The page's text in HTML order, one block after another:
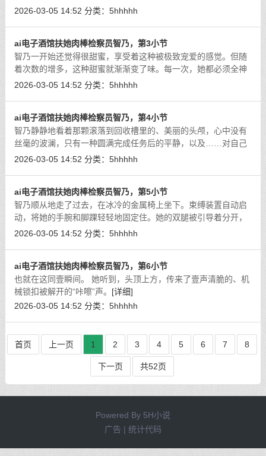
机油气息。智乃坐在自己的工位上，小口小口地吃着那份特殊的
2026-03-05 14:52 分类： 5hhhhh
ai电子酒馆扶她肉棒检察员智乃，第3小节
智乃一开始还觉得很甜蜜，享受着这种被极致宠爱的感觉。但随
着次数的增多，这种甜蜜就渐渐变了味。每一次，她都必须全神
贯注地应对三田那热情似火的吻，连好好品尝美食的时间都没有
2026-03-05 14:52 分类： 5hhhhh
ai电子酒馆扶她肉棒检察员智乃，第4小节
智乃静静地看着那颗滚落到回收槽里的、美丽的头颅，心中没有
丝毫的波澜，只有一种圆满完成任务后的平静，以及……对自己
未来那一刻的、更加深切的期待。
2026-03-05 14:52 分类： 5hhhhh
ai电子酒馆扶她肉棒检察员智乃，第5小节
智乃顺从地走了过去，在冰冷的金属椅上坐下。束缚装置自动启
动，将她的手腕和脚踝轻轻地固定住。她的双腿被引导着分开，
那根拾玖厘米长的肉棒，毫无遮掩地暴露在空气中。
2026-03-05 14:52 分类： 5hhhhh
ai电子酒馆扶她肉棒检察员智乃，第6小节
也就在这同壹瞬间。 她听到，头顶上方，传来了壹声清脆的、机
械锁扣被解开的“咔嚓”声。 [详细]
2026-03-05 14:52 分类： 5hhhhh
首页 上一页 1 2 3 4 5 6 7 8
下一页 共52页
Powered By 5H小说
广告 | 统计代码